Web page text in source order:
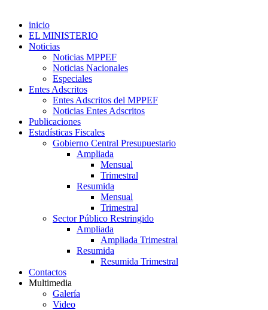
inicio
EL MINISTERIO
Noticias
Noticias MPPEF
Noticias Nacionales
Especiales
Entes Adscritos
Entes Adscritos del MPPEF
Noticias Entes Adscritos
Publicaciones
Estadísticas Fiscales
Gobierno Central Presupuestario
Ampliada
Mensual
Trimestral
Resumida
Mensual
Trimestral
Sector Público Restringido
Ampliada
Ampliada Trimestral
Resumida
Resumida Trimestral
Contactos
Multimedia
Galería
Video